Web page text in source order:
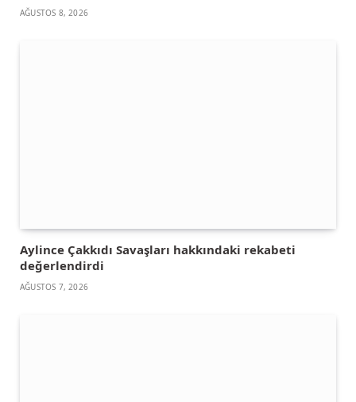
AĞUSTOS 8, 2026
Aylince Çakkıdı Savaşları hakkındaki rekabeti
değerlendirdi
AĞUSTOS 7, 2026